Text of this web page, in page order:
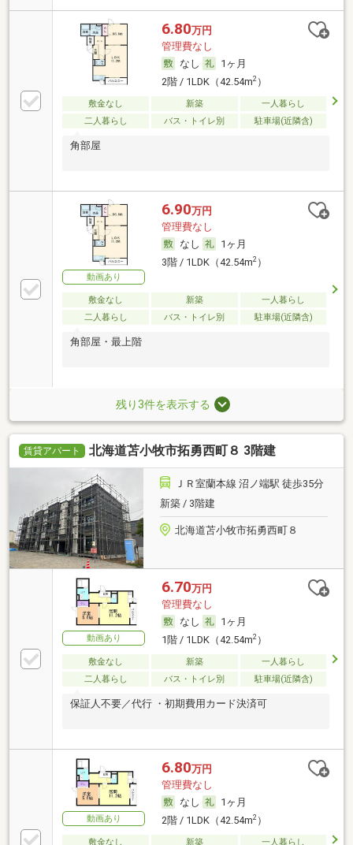
6.80万円
管理費なし
なし
1ヶ月
2階 / 1LDK（42.54m2）
敷金なし 新築
一人暮らし
二人暮らし
バス・トイレ別 駐車場(近隣含)
角部屋
動画あり
6.90万円
管理費なし
なし
1ヶ月
3階 / 1LDK（42.54m2）
敷金なし 新築
一人暮らし
二人暮らし
バス・トイレ別 駐車場(近隣含)
角部屋・最上階
残り3件を表示する
賃貸アパート 北海道苫小牧市拓勇西町８ 3階建
ＪＲ室蘭本線 沼ノ端駅 徒歩35分
新築 / 3階建
北海道苫小牧市拓勇西町８
動画あり
6.70万円
管理費なし
なし
1ヶ月
1階 / 1LDK（42.54m2）
敷金なし 新築
一人暮らし
二人暮らし
バス・トイレ別 駐車場(近隣含)
保証人不要／代行 ・初期費用カード決済可
動画あり
6.80万円
管理費なし
なし
1ヶ月
2階 / 1LDK（42.54m2）
敷金なし 新築
一人暮らし